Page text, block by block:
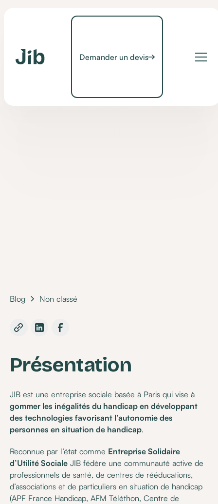
Demander un devis
Non classé
Ergothérapeute (CDD 3
Blog Non classé
Présentation
JIB est une entreprise sociale basée à Paris qui vise à
gommer les inégalités du handicap en développant
des technologies favorisant l’autonomie des
personnes en situation de handicap.
Reconnue par l’état comme Entreprise Solidaire
d’Utilité Sociale JIB fédère une communauté active de
professionnels de santé, de centres de rééducations,
d’associations et de particuliers en situation de handicap
(APF France Handicap, AFM Téléthon, Centre de